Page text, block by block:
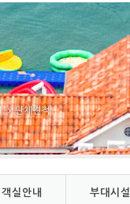
단체견적
객실안내 부대시설